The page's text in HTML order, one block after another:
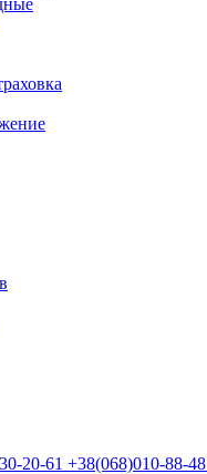
20-61 +38(068)010-88-48